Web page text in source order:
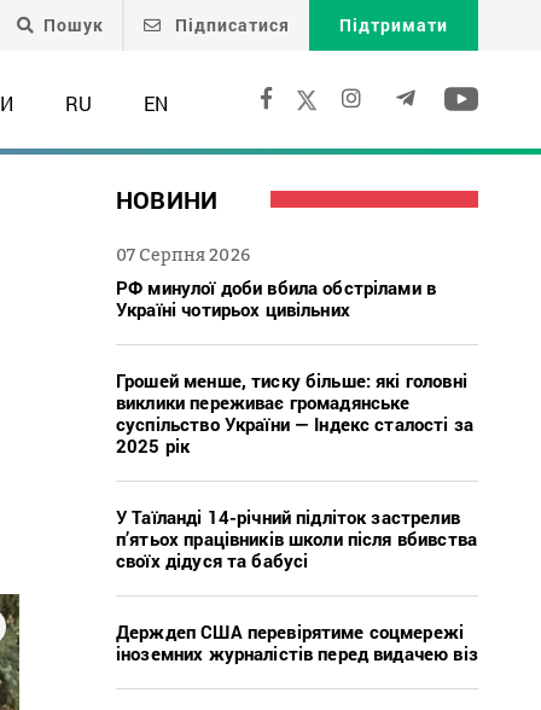
Пошук Підписатися Підтримати
RU EN
НОВИНИ
07 Серпня 2026
РФ минулої доби вбила обстрілами в
Україні чотирьох цивільних
Грошей менше, тиску більше: які головні
виклики переживає громадянське
суспільство України — Індекс сталості за
2025 рік
У Таїланді 14-річний підліток застрелив
п’ятьох працівників школи після вбивства
своїх дідуся та бабусі
Держдеп США перевірятиме соцмережі
іноземних журналістів перед видачею віз